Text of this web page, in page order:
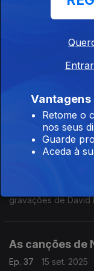
Quantas vezes os
canções pop... O
Quartet e o Brodsky
Pop Dell'Arte 40
Os Pop Dell'Arte
Música Moderna do
objetivos. Quarenta
discos de uma obra
Bowie no
gravações de David
As canções de
Ep. 37
15 set. 2025
Vantagens
Retome o
nos seus
Guarde
Aceda à